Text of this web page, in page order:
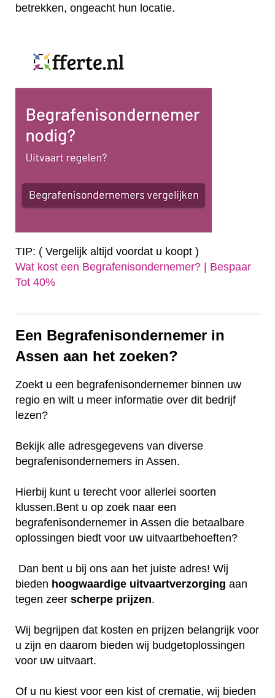
betrekken, ongeacht hun locatie.
TIP: ( Vergelijk altijd voordat u koopt )
Wat kost een Begrafenisondernemer? | Bespaar
Tot 40%‎
Een Begrafenisondernemer in
Assen aan het zoeken?
Zoekt u een begrafenisondernemer binnen uw
regio en wilt u meer informatie over dit bedrijf
lezen?
Bekijk alle adresgegevens van diverse
begrafenisondernemers in Assen.
Hierbij kunt u terecht voor allerlei soorten
klussen.Bent u op zoek naar een
begrafenisondernemer in Assen die betaalbare
oplossingen biedt voor uw uitvaartbehoeften?
Dan bent u bij ons aan het juiste adres! Wij
bieden hoogwaardige uitvaartverzorging aan
tegen zeer scherpe prijzen.
Wij begrijpen dat kosten en prijzen belangrijk voor
u zijn en daarom bieden wij budgetoplossingen
voor uw uitvaart.
Of u nu kiest voor een kist of crematie, wij bieden